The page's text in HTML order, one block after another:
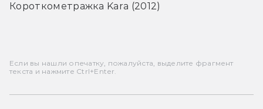
Короткометражка Kara (2012)
Если вы нашли опечатку, пожалуйста, выделите фрагмент
текста и нажмите Ctrl+Enter.